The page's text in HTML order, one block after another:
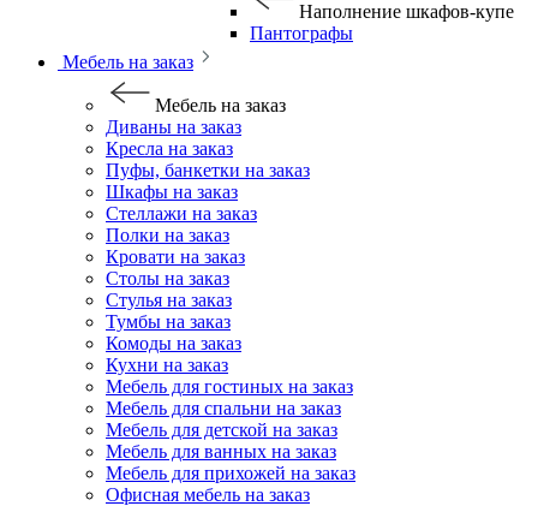
Наполнение шкафов-купе
Пантографы
Мебель на заказ
Мебель на заказ
Диваны на заказ
Кресла на заказ
Пуфы, банкетки на заказ
Шкафы на заказ
Стеллажи на заказ
Полки на заказ
Кровати на заказ
Столы на заказ
Стулья на заказ
Тумбы на заказ
Комоды на заказ
Кухни на заказ
Мебель для гостиных на заказ
Мебель для спальни на заказ
Мебель для детской на заказ
Мебель для ванных на заказ
Мебель для прихожей на заказ
Офисная мебель на заказ